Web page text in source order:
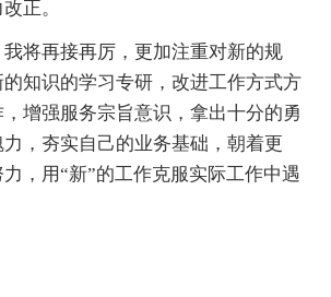
正。
再接再厉，更加注重对新的规
知识的学习专研，改进工作方式方
增强服务宗旨意识，拿出十分的勇
，夯实自己的业务基础，朝着更
，用“新”的工作克服实际工作中遇